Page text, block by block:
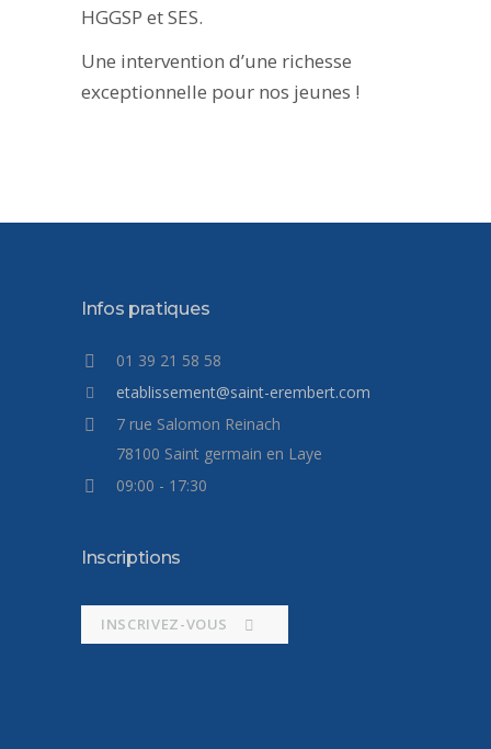
HGGSP et SES.
Une intervention d’une richesse
exceptionnelle pour nos jeunes !
Infos pratiques
01 39 21 58 58
etablissement@saint-erembert.com
7 rue Salomon Reinach
78100 Saint germain en Laye
09:00 - 17:30
Inscriptions
INSCRIVEZ-VOUS